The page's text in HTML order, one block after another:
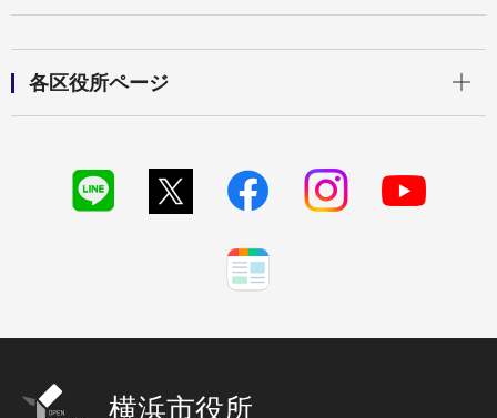
各区役所ページ
横浜市役所